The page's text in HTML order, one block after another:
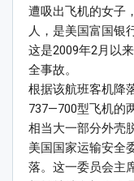
遭吸出飞机的女子
人，是美国富国银
这是2009年2月以
全事故。
根据该航班客机降
737—700型飞机的
相当大一部分外壳
美国国家运输安全
落。这一委员会主